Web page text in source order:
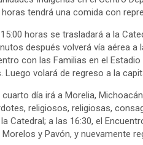
horas tendrá una comida con
horas se trasladará a la
después volverá vía aérea a
con las Familias en el
Luego volará de regreso a la
cuarto día irá a Morelia,
religiosos, religiosas,
Catedral; a las 16:30, el
Morelos y Pavón, y nuevamente